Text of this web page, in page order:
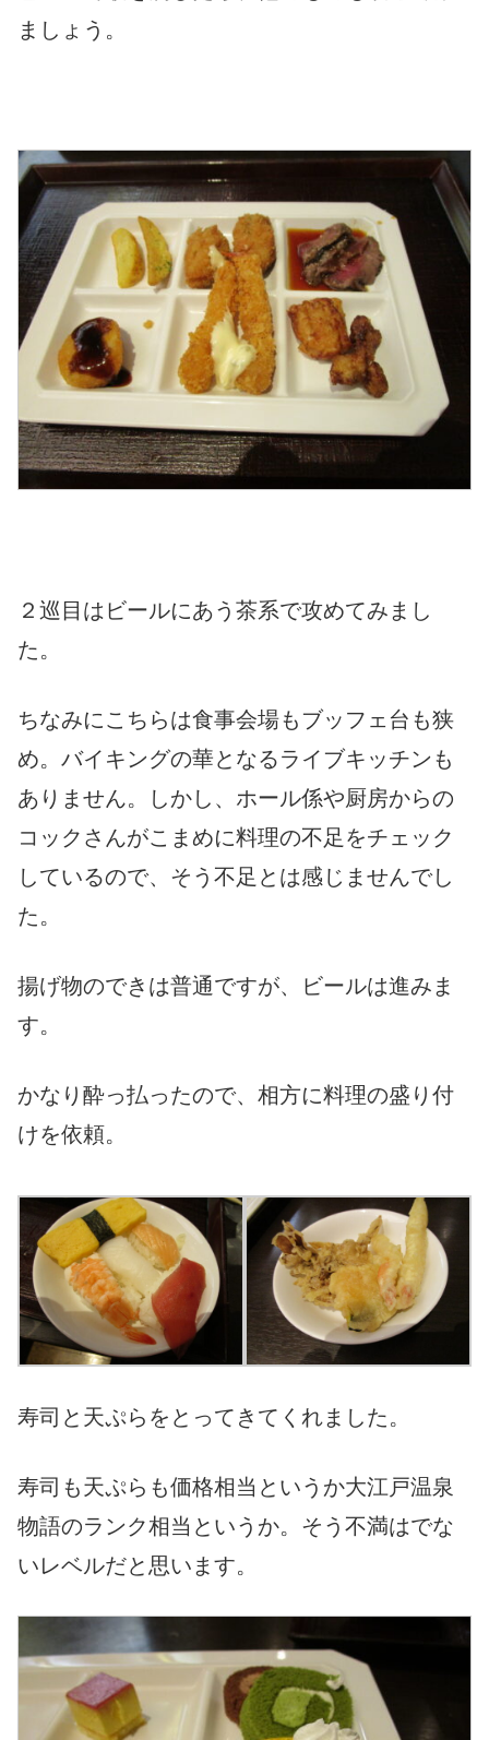
ましょう。
２巡目はビールにあう茶系で攻めてみまし
た。
ちなみにこちらは食事会場もブッフェ台も狭
め。バイキングの華となるライブキッチンも
ありません。しかし、ホール係や厨房からの
コックさんがこまめに料理の不足をチェック
しているので、そう不足とは感じませんでし
た。
揚げ物のできは普通ですが、ビールは進みま
す。
かなり酔っ払ったので、相方に料理の盛り付
けを依頼。
寿司と天ぷらをとってきてくれました。
寿司も天ぷらも価格相当というか大江戸温泉
物語のランク相当というか。そう不満はでな
いレベルだと思います。